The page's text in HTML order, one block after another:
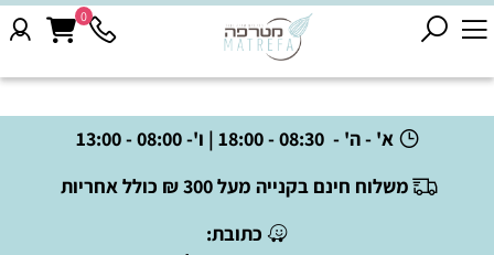
א' - ה' - 08:30 - 18:00 | ו'- 08:00 - 13:00
משלוח חינם בקנייה מעל 300 ₪ כולל אחריות
כתובת:
0